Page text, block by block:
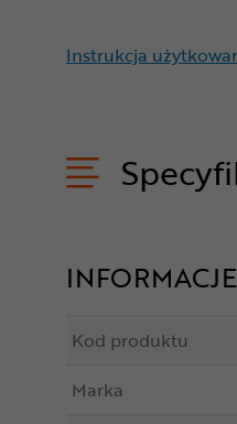
Instrukcja
INFORMACJE
Kod produktu
Marka